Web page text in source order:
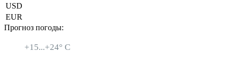
USD
EUR
Прогноз погоды:
+15...+24° C